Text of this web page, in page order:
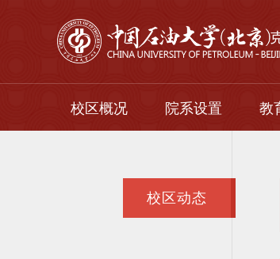
校区概况
校区领导
院系设置 教
校区动态